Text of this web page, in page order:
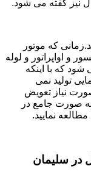
نیز گفته می شود.
که موتور
و اواپراتور و لوله
که با اینکه
تولید نمی
نیاز تعویض
صورت جامع در
نمایید.
در سلیمان